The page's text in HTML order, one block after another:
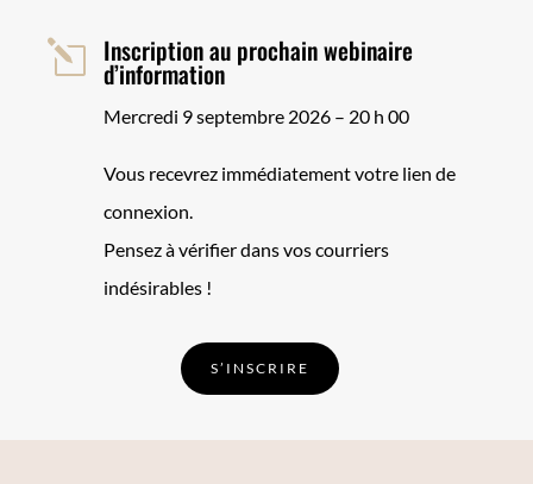
l Inscription au prochain webinaire
d’information
Mercredi 9 septembre 2026 – 20 h 00
Vous recevrez immédiatement votre lien de
connexion.
Pensez à vérifier dans vos courriers
indésirables !
S’INSCRIRE